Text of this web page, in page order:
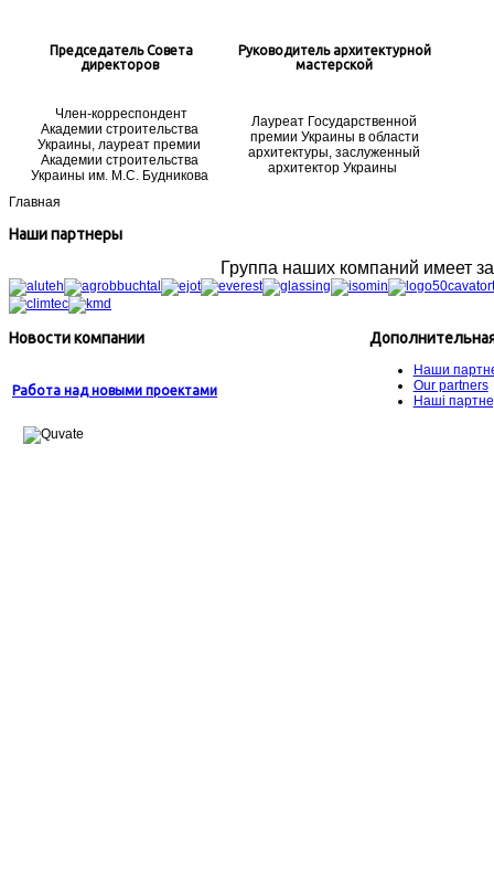
Председатель Совета
директоров
Руководитель архитектурной
мастерской
Член-корреспондент
Академии строительства
Украины, лауреат премии
Академии строительства
Украины им. М.С. Будникова
Лауреат Государственной
премии Украины в области
архитектуры, заслуженный
архитектор Украины
Главная
Наши партнеры
Группа наших компаний имеет
Новости компании
Работа над новыми проектами
Наши
Our partners
Наші